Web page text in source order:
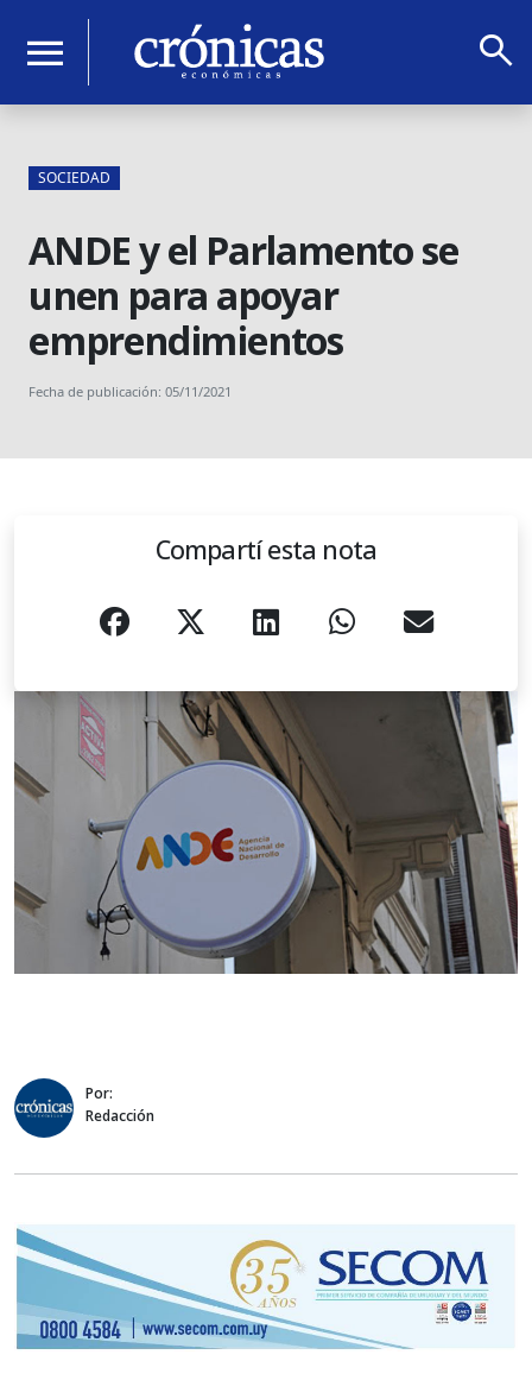
menu search
SOCIEDAD
ANDE y el Parlamento se
unen para apoyar
emprendimientos
Fecha de publicación: 05/11/2021
Compartí esta nota
Por:
Redacción